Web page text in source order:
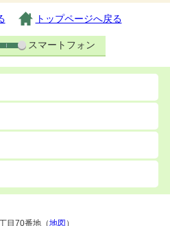
トップページへ戻る
スマートフォン
目70番地（地図 ）